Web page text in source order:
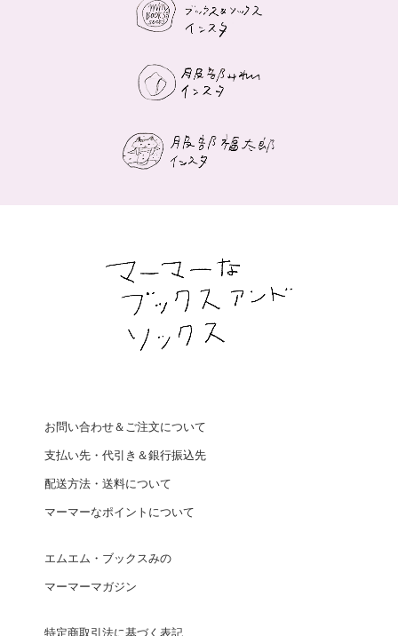
お問い合わせ＆ご注文について
支払い先・代引き＆銀行振込先
配送方法・送料について
マーマーなポイントについて
エムエム・ブックスみの
マーマーマガジン
特定商取引法に基づく表記